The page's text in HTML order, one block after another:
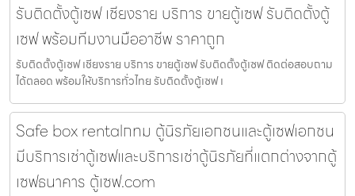
รับติดตั้งตู้เซฟ เชียงราย บริการ ขายตู้เซฟ รับติดตั้งตู้
เซฟ พร้อมทีมงานมืออาชีพ ราคาถูก
รับติดตั้งตู้เซฟ เชียงราย บริการ ขายตู้เซฟ รับติดตั้งตู้เซฟ ติดต่อสอบถาม
ได้ตลอด พร้อมให้บริการทั่วไทย รับติดตั้งตู้เซฟ เ
Safe box rentalกทม ตู้นิรภัยเอกชนและตู้เซฟเอกชน
มีบริการเช่าตู้เซฟและบริการเช่าตู้นิรภัยที่แตกต่างจากตู้
เซฟธนาคาร ตู้เซฟ.com